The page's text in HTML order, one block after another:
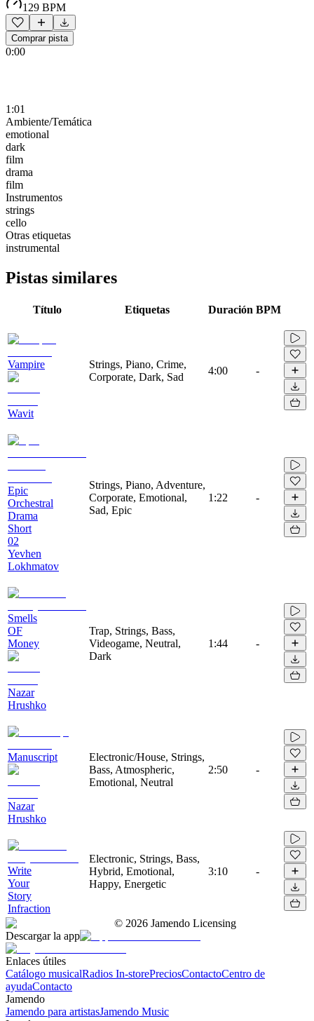
129 BPM
Comprar pista
0:00
1:01
Ambiente/Temática
emotional
dark
film
drama
film
Instrumentos
strings
cello
Otras etiquetas
instrumental
Pistas similares
Título Etiquetas Duración BPM
Vampire
Wavit
Strings, Piano, Crime,
Corporate, Dark, Sad
4:00 -
Epic
Orchestral
Drama
Short
02
Yevhen
Lokhmatov
Strings, Piano, Adventure,
Corporate, Emotional,
Sad, Epic
1:22 -
Smells
OF
Money
Nazar
Hrushko
Trap, Strings, Bass,
Videogame, Neutral,
Dark
1:44 -
Manuscript
Nazar
Hrushko
Electronic/House, Strings,
Bass, Atmospheric,
Emotional, Neutral
2:50 -
Write
Your
Story
Infraction
Electronic, Strings, Bass,
Hybrid, Emotional,
Happy, Energetic
3:10 -
© 2026 Jamendo Licensing
Descargar la app
Enlaces útiles
Catálogo musicalRadios In-storePreciosContactoCentro de
ayudaContacto
Jamendo
Jamendo para artistasJamendo Music